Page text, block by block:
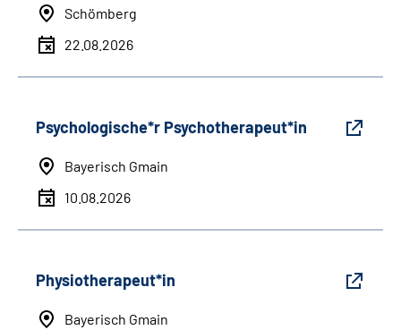
Schömberg
22.08.2026
Psychologische*r Psychotherapeut*in
Bayerisch Gmain
10.08.2026
Physiotherapeut*in
Bayerisch Gmain